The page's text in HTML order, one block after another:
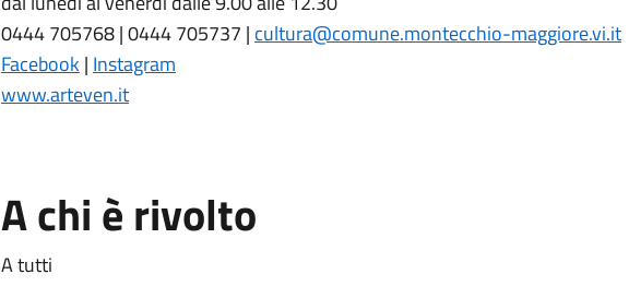
0444 705768 | 0444 705737 | cultura@comune.montecchio-maggiore.vi.it
Facebook | Instagram
www.arteven.it
A chi è rivolto
A tutti